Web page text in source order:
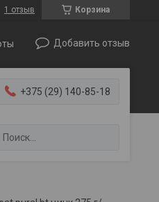
Корзина
1 отзыв
Добавить отзыв
+375 (29) 140-85-18